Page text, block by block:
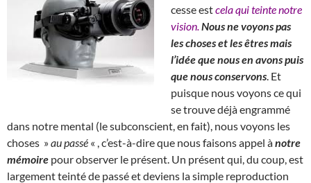
cesse estcela qui teinte notre
vision. Nous ne voyons pas
les choses et les êtres mais
l’idée que nous en avons puis
que nous conservons . Et
puisque nous voyons ce qui
se trouve déjà engrammé
dans notre mental (le subconscient, en fait), nous voyons les
choses »au passé « , c’est-à-dire que nous faisons appel ànotre
mémoire pour observer le présent. Un présent qui, du coup, est
largement teinté de passé et deviens la simple reproduction